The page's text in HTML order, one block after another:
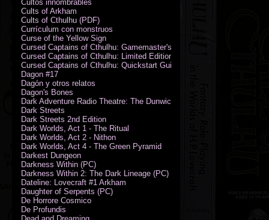
Cultos innombrables
Cults of Arkham
Cults of Cthulhu (PDF)
Currículum con monstruos
Curse of the Yellow Sign
Cursed Captains of Cthulhu: Gamemaster's Toolkit & Dice
Cursed Captains of Cthulhu: Limited Edition
Cursed Captains of Cthulhu: Quickstart Guide (PDF)
Dagon #17
Dagón y otros relatos
Dagon's Bones
Dark Adventure Radio Theatre: The Dunwich Horror - Audio CD with
Dark Streets
Dark Streets 2nd Edition
Dark Worlds, Act 1 - The Ritual
Dark Worlds, Act 2 - Nithon
Dark Worlds, Act 4 - The Green Pyramid
Darkest Dungeon
Darkness Within (PC)
Darkness Within 2: The Dark Lineage (PC)
Dateline: Lovecraft #1 Arkham
Daughter of Serpents (PC)
De Horrore Cosmico
De Profundis